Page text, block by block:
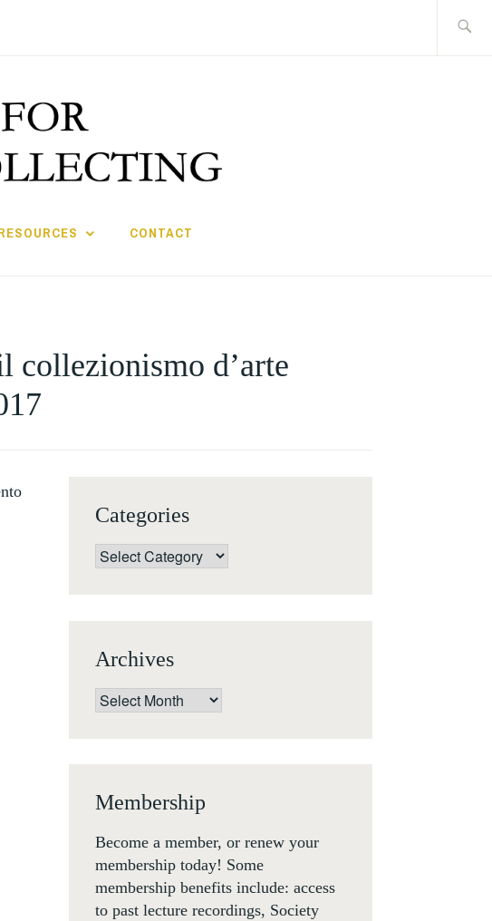
CONTACT
collezionismo d’arte
Categories
Categories
Archives
Archives
Membership
Become a member, or renew your
membership today! Some
membership benefits include: access
to past lecture recordings, Society